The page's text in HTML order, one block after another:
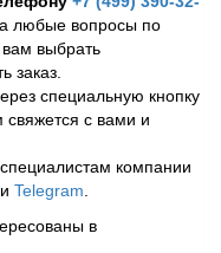
любые вопросы по
вам выбрать
заказ.
специальную кнопку
с вами и
компании
и Telegram
в